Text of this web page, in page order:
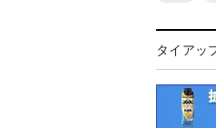
タイアッ